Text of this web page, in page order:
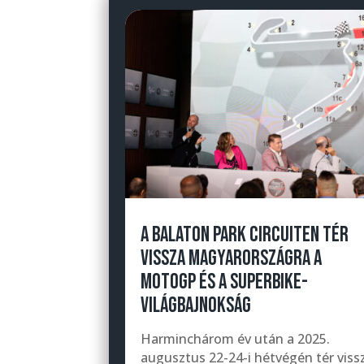
A BALATON PARK CIRCUITEN TÉR
VISSZA MAGYARORSZÁGRA A
MOTOGP ÉS A SUPERBIKE-
VILÁGBAJNOKSÁG
Harminchárom év után a 2025.
augusztus 22-24-i hétvégén tér